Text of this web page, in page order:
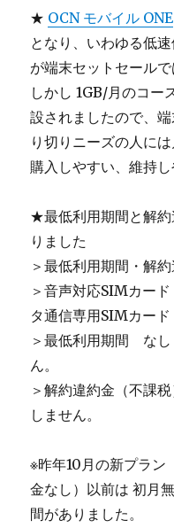
★ OCN モバイル ONE
となり、いわゆる低
が端末セットセールで
しかし 1GB/月のコー
設されましたので、
り切りニーズの人に
購入しやすい、維持し
★最低利用期間と解
りました
＞最低利用期間・解
＞音声対応SIMカー
タ通信専用SIMカード
＞最低利用期間 な
ん。
＞解約違約金（不課
しません。
※昨年10月の新プラン
金なし）以前は 初月
間がありました。